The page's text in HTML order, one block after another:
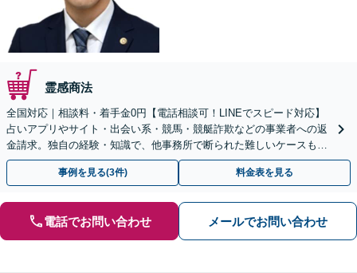
霊感商法
全国対応｜相談料・着手金0円【電話相談可！LINEでスピード対応】
占いアプリやサイト・出会い系・競馬・競艇詐欺などの事業者への返
金請求。独自の経験・知識で、他事務所で断られた難しいケースも解
決に導いた実績あり。まずはお気軽にご相談ください
事例を見る(3件) 料金表を見る
電話でお問い合わせ メールでお問い合わせ